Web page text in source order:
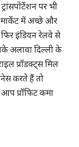
पर भी
में अच्छे और
फिर इंडियन रेलवे से
अलावा दिल्ली के
प्रॉडक्ट्स मिल
करते हैं तो
प्रॉफिट कमा